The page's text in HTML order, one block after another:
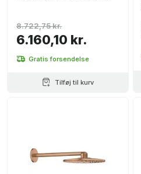
6.160,10 kr.
8.722,75 kr.
Gratis forsendelse
Tilføj til kurv